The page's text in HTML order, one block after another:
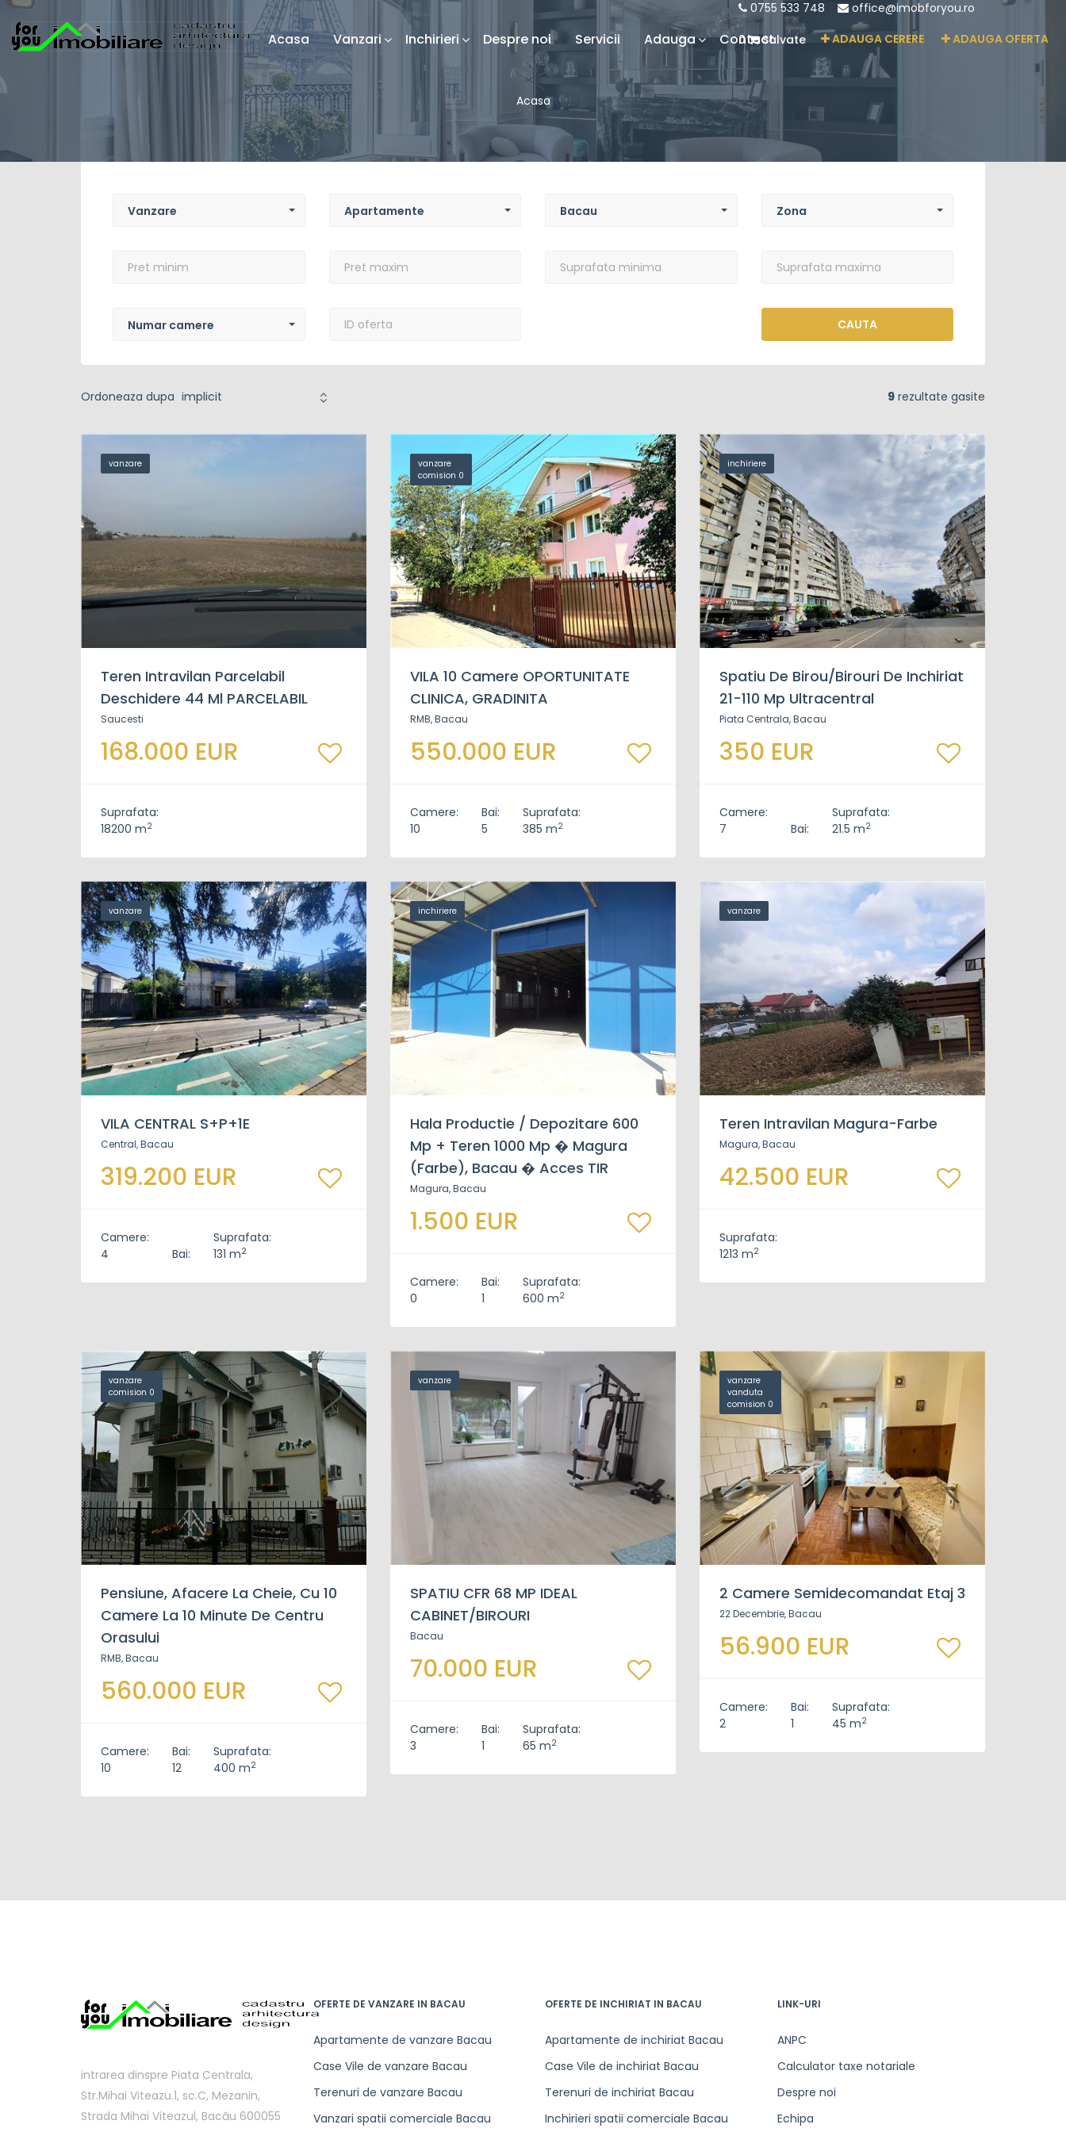
Acasa Vanzari Inchirieri Despre noi Servicii Adauga Contact
0755 533 748
office@imobforyou.ro
0
Salvate ADAUGA CERERE ADAUGA OFERTA
Acasa
tranzactie
Vanzare proprietate
Apartamente Bacau Zona
minim maxim minima maxima
camere
Numar camere cheie
Ordoneaza dupa 9 rezultate gasite
vanzare
Teren Intravilan Parcelabil
Deschidere 44 Ml PARCELABIL
Saucesti
168.000 EUR
Suprafata:
18200 m2
vanzare
comision 0
VILA 10 Camere OPORTUNITATE
CLINICA, GRADINITA
RMB, Bacau
550.000 EUR
Camere:
10
Bai:
5
Suprafata:
385 m2
inchiriere
Spatiu De Birou/birouri De Inchiriat
21-110 Mp Ultracentral
Piata Centrala, Bacau
350 EUR
Camere:
7
Bai:
Suprafata:
21.5 m2
vanzare
VILA CENTRAL S+P+1E
Central, Bacau
319.200 EUR
Camere:
4
Bai:
Suprafata:
131 m2
inchiriere
Hala Productie / Depozitare 600
Mp + Teren 1000 Mp � Magura
(Farbe), Bacau � Acces TIR
Magura, Bacau
1.500 EUR
Camere:
0
Bai:
1
Suprafata:
600 m2
vanzare
Teren Intravilan Magura-Farbe
Magura, Bacau
42.500 EUR
Suprafata:
1213 m2
vanzare
comision 0
Pensiune, Afacere La Cheie, Cu 10
Camere La 10 Minute De Centru
Orasului
RMB, Bacau
560.000 EUR
Camere:
10
Bai:
12
Suprafata:
400 m2
vanzare
SPATIU CFR 68 MP IDEAL
CABINET/BIROURI
Bacau
70.000 EUR
Camere:
3
Bai:
1
Suprafata:
65 m2
vanzare
vanduta
comision 0
2 Camere Semidecomandat Etaj 3
22 Decembrie, Bacau
56.900 EUR
Camere:
2
Bai:
1
Suprafata:
45 m2
intrarea dinspre Piata Centrala,
Str.Mihai Viteazu.1, sc.C, Mezanin,
Strada Mihai Viteazul, Bacău 600055
OFERTE DE VANZARE IN BACAU
Apartamente de vanzare Bacau
Case Vile de vanzare Bacau
Terenuri de vanzare Bacau
Vanzari spatii comerciale Bacau
OFERTE DE INCHIRIAT IN BACAU
Apartamente de inchiriat Bacau
Case Vile de inchiriat Bacau
Terenuri de inchiriat Bacau
Inchirieri spatii comerciale Bacau
LINK-URI
ANPC
Calculator taxe notariale
Despre noi
Echipa